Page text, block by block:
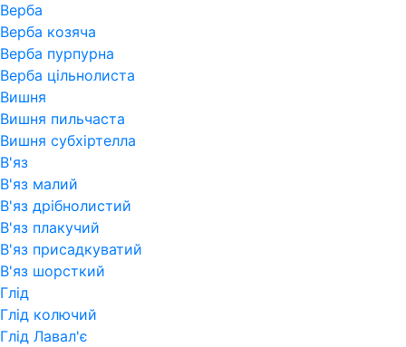
Верба
Верба козяча
Верба пурпурна
Верба цільнолиста
Вишня
Вишня пильчаста
Вишня субхіртелла
В'яз
В'яз малий
В'яз дрібнолистий
В'яз плакучий
В'яз присадкуватий
В'яз шорсткий
Глід
Глід колючий
Глід Лавал'є